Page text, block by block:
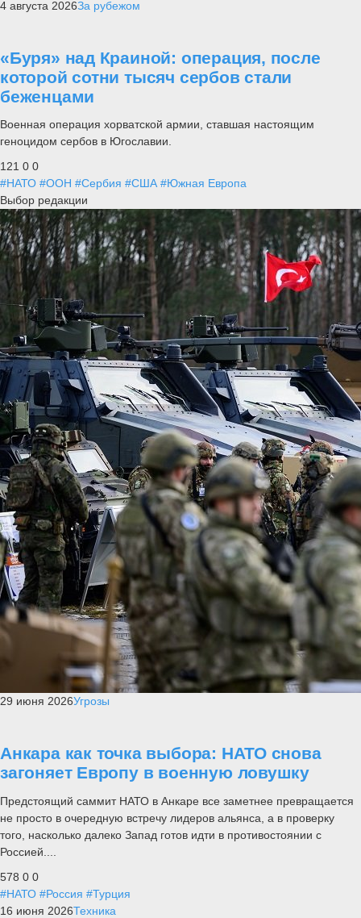
4 августа 2026За рубежом
«Буря» над Краиной: операция, после
которой сотни тысяч сербов стали
беженцами
Военная операция хорватской армии, ставшая настоящим
геноцидом сербов в Югославии.
121 0 0
#НАТО #ООН #Сербия #США #Южная Европа
Выбор редакции
29 июня 2026Угрозы
Анкара как точка выбора: НАТО снова
загоняет Европу в военную ловушку
Предстоящий саммит НАТО в Анкаре все заметнее превращается
не просто в очередную встречу лидеров альянса, а в проверку
того, насколько далеко Запад готов идти в противостоянии с
Россией....
578 0 0
#НАТО #Россия #Турция
16 июня 2026Техника